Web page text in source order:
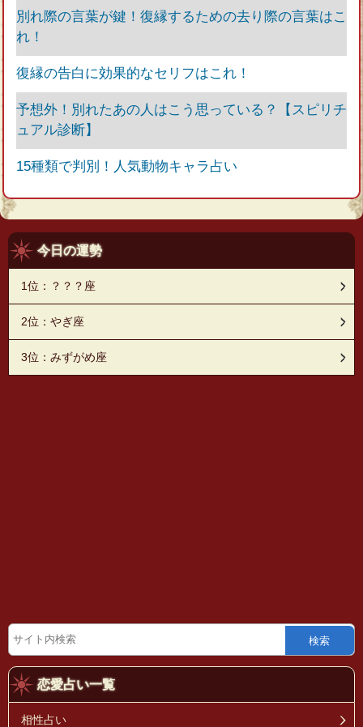
別れ際の言葉が鍵！復縁するための去り際の言葉はこ
れ！
復縁の告白に効果的なセリフはこれ！
予想外！別れたあの人はこう思っている？【スピリチ
ュアル診断】
15種類で判別！人気動物キャラ占い
今日の運勢
1位：？？？座
2位：やぎ座
3位：みずがめ座
検索
恋愛占い一覧
相性占い